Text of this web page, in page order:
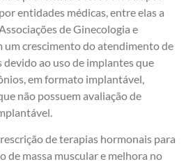
entidades médicas, entre elas a
de Ginecologia e
crescimento do atendimento de
ao uso de implantes que
em formato implantável,
não possuem avaliação de
de terapias hormonais para
de massa muscular e melhora no